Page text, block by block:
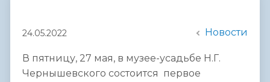
24.05.2022 Новости
В пятницу, 27 мая, в музее-усадьбе Н.Г.
Чернышевского состоится первое